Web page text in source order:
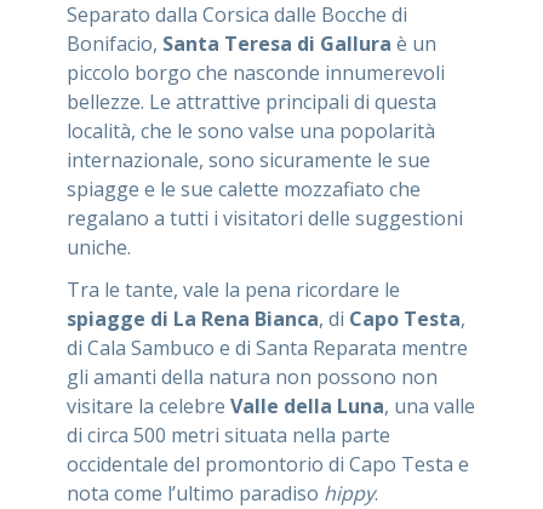
Separato dalla Corsica dalle Bocche di
Bonifacio, Santa Teresa di Gallura è un
piccolo borgo che nasconde innumerevoli
bellezze. Le attrattive principali di questa
località, che le sono valse una popolarità
internazionale, sono sicuramente le sue
spiagge e le sue calette mozzafiato che
regalano a tutti i visitatori delle suggestioni
uniche.
Tra le tante, vale la pena ricordare le
spiagge di La Rena Bianca, di Capo Testa,
di Cala Sambuco e di Santa Reparata mentre
gli amanti della natura non possono non
visitare la celebre Valle della Luna, una valle
di circa 500 metri situata nella parte
occidentale del promontorio di Capo Testa e
nota come l’ultimo paradiso hippy.